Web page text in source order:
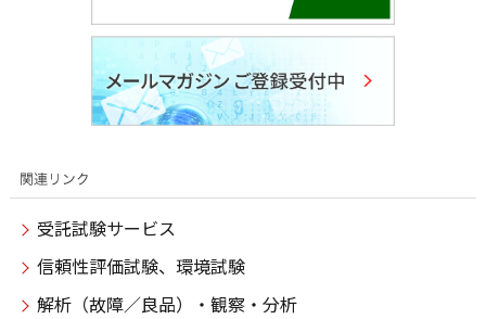
受託試験サービス
信頼性評価試験、環境試験
解析（故障／良品）・観察・分析